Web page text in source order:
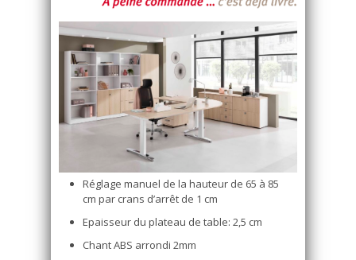
Réglage manuel de la hauteur de 65 à 85
cm par crans d’arrêt de 1 cm
Epaisseur du plateau de table: 2,5 cm
Chant ABS arrondi 2mm